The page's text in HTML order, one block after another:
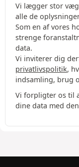
Vi lægger stor
alle de
Som en af vores
strenge
data.
Vi inviterer dig
privatlivspolitik,
indsamling, brug
Vi forpligter os til
dine data med